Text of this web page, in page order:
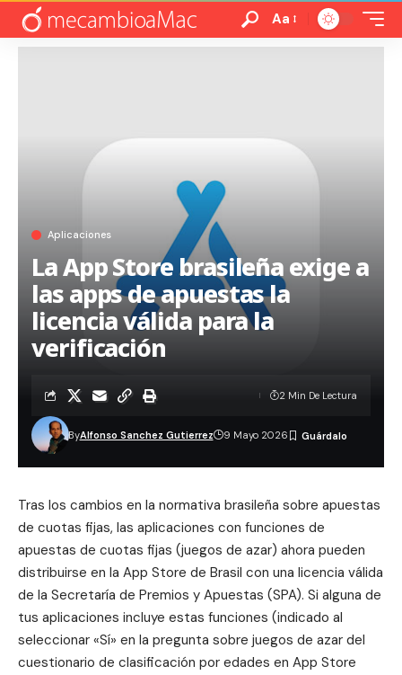
Aa
Aplicaciones
La App Store brasileña exige a
las apps de apuestas la
licencia válida para la
verificación
ByAlfonso Sanchez Gutierrez 9 Mayo 2026
2 Min De Lectura
Tras los cambios en la normativa brasileña sobre apuestas
de cuotas fijas, las aplicaciones con funciones de
apuestas de cuotas fijas (juegos de azar) ahora pueden
distribuirse en la App Store de Brasil con una licencia válida
de la Secretaría de Premios y Apuestas (SPA). Si alguna de
tus aplicaciones incluye estas funciones (indicado al
seleccionar «Sí» en la pregunta sobre juegos de azar del
cuestionario de clasificación por edades en App Store